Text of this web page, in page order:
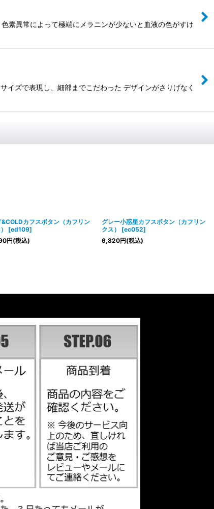
素異常によって極端にメラニンが少ないと血液の色がすけ
イズで表現し、細部までこだわった デザインがさりげなく
カフスボタン（カフリン
[ed109]
円(税込)
グレー小惑星カフスボタン（カフリン
クス）
[ec052]
6,820円(税込)